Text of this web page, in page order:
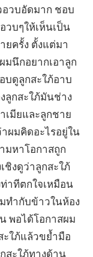
วบอัดมาก ชอบ
วบๆให้เห็นเป็น
ยครั้ง ตั้งแต่มา
มนึกอยากเอาลูก
บดูลูกสะใภ้อาบ
ลูกสะใภ้มันช่าง
เมียและลูกชาย
ผมคิดอะไรอยู่ใน
มหาโอกาสถูก
ชิงดูว่าลูกสะใภ้
าทีตกใจเหมือน
ทำกับข้าวในห้อง
พอได้โอกาสผม
ะใภ้แล้วขย้ำมือ
สะใภ้ทางด้าน